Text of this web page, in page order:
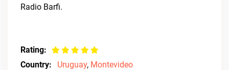
Radio Barfi.
Rating:
Country:
Uruguay, Montevideo